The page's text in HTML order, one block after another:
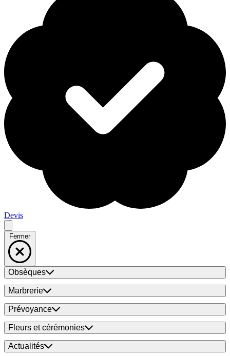
Devis
Fermer
Obsèques
Marbrerie
Prévoyance
Fleurs et cérémonies
Actualités